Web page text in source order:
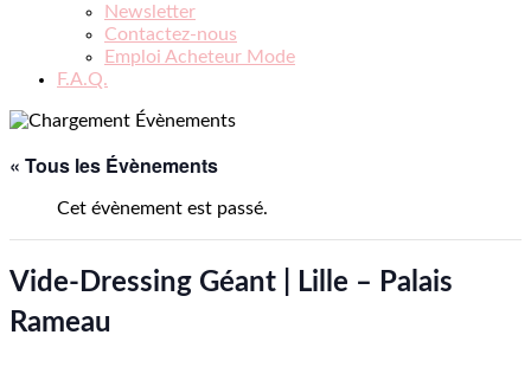
Newsletter
Contactez-nous
Emploi Acheteur Mode
F.A.Q.
« Tous les Évènements
Cet évènement est passé.
Vide-Dressing Géant | Lille – Palais
Rameau